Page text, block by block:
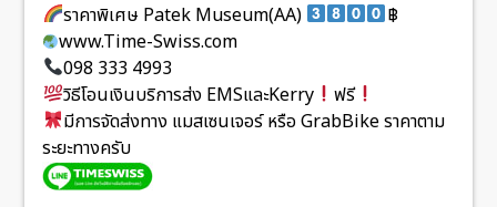
ราคาพิเศษ Patek Museum(AA)
฿
www.Time-Swiss.com
098 333 4993
วิธีโอนเงินบริการส่ง EMSและKerry
ฟรี
มีการจัดส่งทาง แมสเซนเจอร์ หรือ GrabBike ราคาตาม
ระยะทางครับ